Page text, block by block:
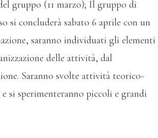
gruppo (11 marzo); Il gruppo di
si concluderà sabato 6 aprile con un
saranno individuati gli elementi
delle attività, dal
Saranno svolte attività teorico-
si sperimenteranno piccoli e grandi